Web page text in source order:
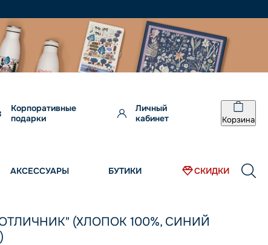
Корпоративные
подарки
Личный
кабинет
Корзина
АКСЕССУАРЫ БУТИКИ СКИДКИ
(ХЛОПОК 100%, СИНИЙ